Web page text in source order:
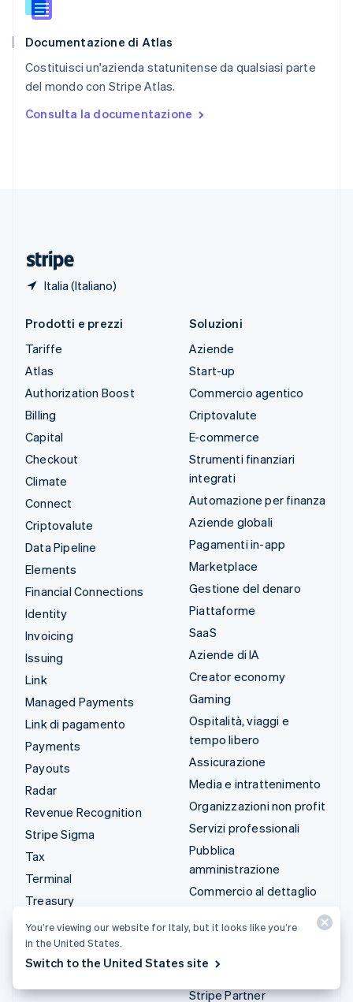
Documentazione di Atlas
Costituisci un'azienda statunitense da qualsiasi parte
del mondo con Stripe Atlas.
Consulta la documentazione
Italia (Italiano)
Slovacchia
Slovenia
Spagna
Español English
English Español简体中文
Prodotti e prezzi
Tariffe
Atlas
Authorization Boost
Billing
Capital
Checkout
Climate
Connect
Criptovalute
Data Pipeline
Elements
Financial Connections
Identity
Invoicing
Issuing
Link
Managed Payments
Link di pagamento
Payments
Payouts
Radar
Revenue Recognition
Stripe Sigma
Tax
Terminal
Treasury
Soluzioni
Aziende
Start-up
Commercio agentico
Criptovalute
E-commerce
Strumenti finanziari
integrati
Automazione per finanza
Aziende globali
Pagamenti in-app
Marketplace
Gestione del denaro
Piattaforme
SaaS
Aziende di IA
Creator economy
Gaming
Ospitalità, viaggi e
tempo libero
Assicurazione
Media e intrattenimento
Organizzazioni non profit
Servizi professionali
Pubblica
amministrazione
Commercio al dettaglio
Integrazioni e soluzioni
Stripe App Marketplace
Stripe Partner
You’re viewing our website for Italy, but it looks like you’re
in the United States.
Switch to the United States site